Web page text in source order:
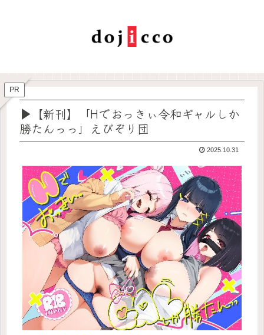
PR
▶【新刊】「Hでおっきぃ令和ギャルしか
勝たんっっ」えびぞり団
2025.10.31